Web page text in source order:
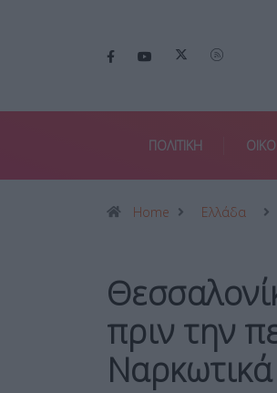
ΠΟΛΙΤΙΚΗ
Home Ελλάδα
πριν την